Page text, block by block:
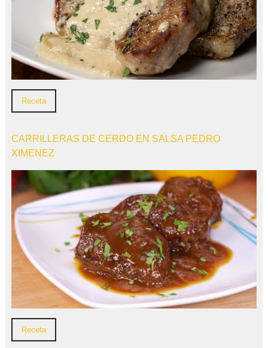
Receta
CARRILLERAS DE CERDO EN SALSA PEDRO
XIMENEZ
Receta